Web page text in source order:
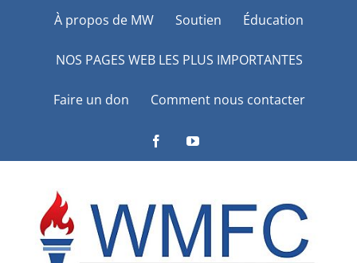
À propos de MW Soutien Éducation
NOS PAGES WEB LES PLUS IMPORTANTES
Faire un don Comment nous contacter
FacebookYouTube